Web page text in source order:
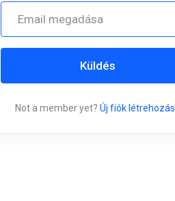
Küldés
Not a member yet? Új fiók